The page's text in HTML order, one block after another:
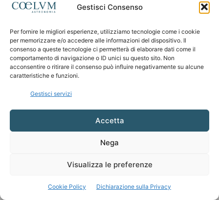
Gestisci Consenso
Per fornire le migliori esperienze, utilizziamo tecnologie come i cookie
per memorizzare e/o accedere alle informazioni del dispositivo. Il
consenso a queste tecnologie ci permetterà di elaborare dati come il
comportamento di navigazione o ID unici su questo sito. Non
acconsentire o ritirare il consenso può influire negativamente su alcune
caratteristiche e funzioni.
Gestisci servizi
Accetta
Nega
Visualizza le preferenze
Cookie Policy Dichiarazione sulla Privacy
SEGUICI